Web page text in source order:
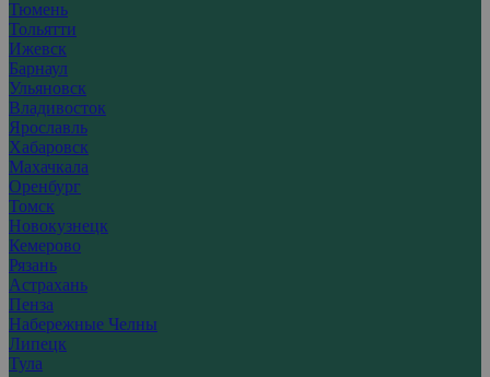
Тюмень
Тольятти
Ижевск
Барнаул
Ульяновск
Владивосток
Ярославль
Хабаровск
Махачкала
Оренбург
Томск
Новокузнецк
Кемерово
Рязань
Астрахань
Пенза
Набережные Челны
Липецк
Тула